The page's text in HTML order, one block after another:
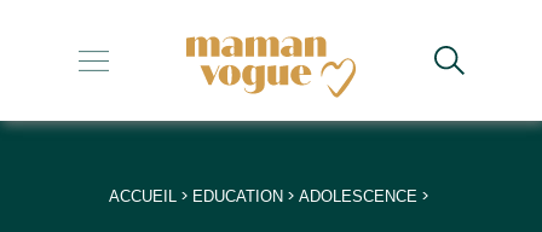
+
+
+
ACCUEIL > EDUCATION > ADOLESCENCE >